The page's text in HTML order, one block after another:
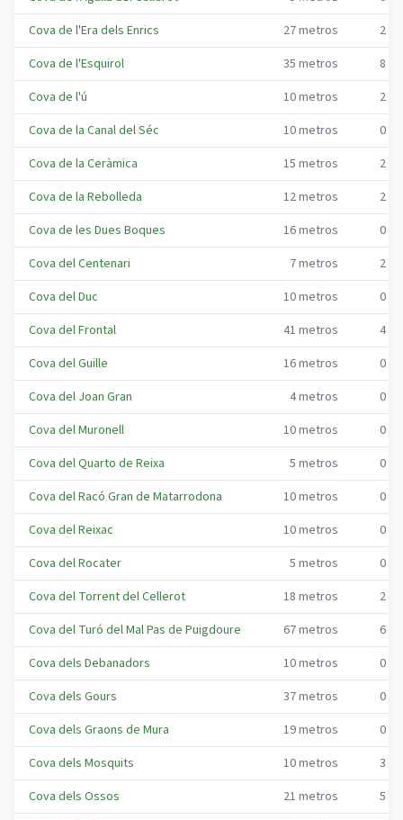
Cova de l'Era dels Enrics
27metros 2
Cova de l'Esquirol
35 metros 8
Cova de l'ú
10metros 2
Cova de la Canal del Séc
10metros 0
Cova de la Ceràmica
15 metros 2
Cova de la Rebolleda
12metros 2
Cova de les Dues Boques
16metros 0
Cova del Centenari
7metros 2
Cova del Duc
10metros 0
Cova del Frontal
41 metros 4
Cova del Guille
16metros 0
Cova del Joan Gran
4metros 0
Cova del Muronell
10metros 0
Cova del Quarto de Reixa
5 metros 0
Cova del Racó Gran de Matarrodona
10metros 0
Cova del Reixac
10metros 0
Cova del Rocater
5 metros 0
Cova del Torrent del Cellerot
18 metros 2
Cova del Turó del Mal Pas de Puigdoure
67metros 6
Cova dels Debanadors
10metros 0
Cova dels Gours
37metros 0
Cova dels Graons de Mura
19metros 0
Cova dels Mosquits
10metros 3
Cova dels Ossos
21 metros 5